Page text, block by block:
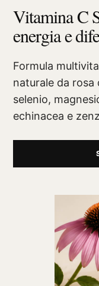
Vitamina C
energia e
Formula
naturale da rosa
selenio,
echinacea e